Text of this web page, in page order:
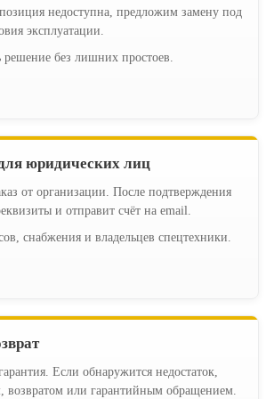
недоступна, предложим замену под
эксплуатации.
без лишних простоев.
юридических лиц
от организации. После подтверждения
и отправит счёт на email.
снабжения и владельцев спецтехники.
Если обнаружится недостаток,
или гарантийным обращением.